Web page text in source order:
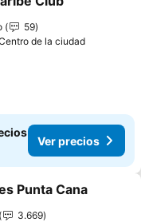
favoritos
59
de la ciudad
Ver precios
favoritos
Punta Cana
3.669